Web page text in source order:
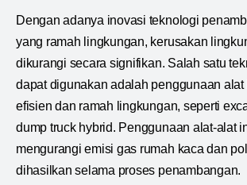
Dengan adanya inovasi teknologi
yang ramah lingkungan, kerusakan
dikurangi secara signifikan. Salah satu
dapat digunakan adalah penggunaan alat
efisien dan ramah lingkungan, seperti
dump truck hybrid. Penggunaan alat-alat
mengurangi emisi gas rumah kaca dan
dihasilkan selama proses penambangan.